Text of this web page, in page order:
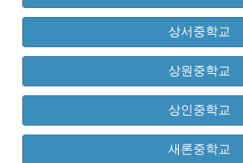
상서중학교
상원중학교
상인중학교
새론중학교